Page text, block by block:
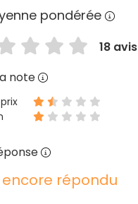
pondérée
18 avis
note
répondu